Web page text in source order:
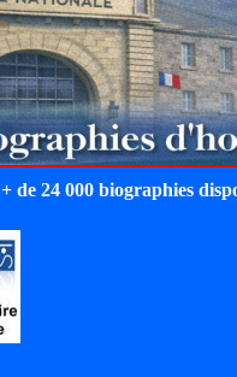
+ de 24 000 biographies